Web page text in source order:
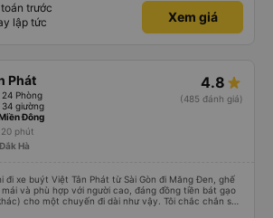
trước
lập tức
Xem giá
Phát
Phòng
34 giường
4.8
(485 đánh giá)
Đông
20 phút
Hà
đi xe buýt Việt Tân Phát từ Sài Gòn đi Măng Đen, ghế
và phù hợp với người cao, đáng đồng tiền bát gạo
cho một chuyến đi dài như vậy. Tôi chắc chắn sẽ